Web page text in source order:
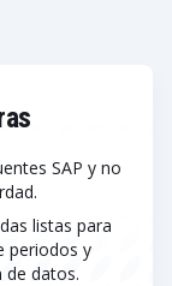
SAP y no
listas para
periodos y
de datos.